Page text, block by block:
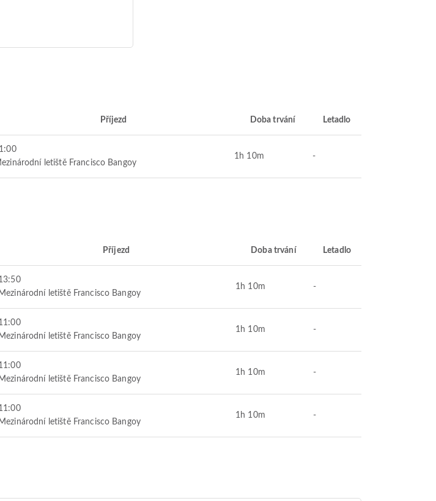
Příjezd Doba trvání Letadlo
letiště Francisco Bangoy
1h 10m -
Příjezd Doba trvání Letadlo
Mezinárodní letiště Francisco Bangoy
1h 10m -
Mezinárodní letiště Francisco Bangoy
1h 10m -
Mezinárodní letiště Francisco Bangoy
1h 10m -
Mezinárodní letiště Francisco Bangoy
1h 10m -